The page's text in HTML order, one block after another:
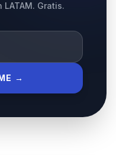
Gratis.
→